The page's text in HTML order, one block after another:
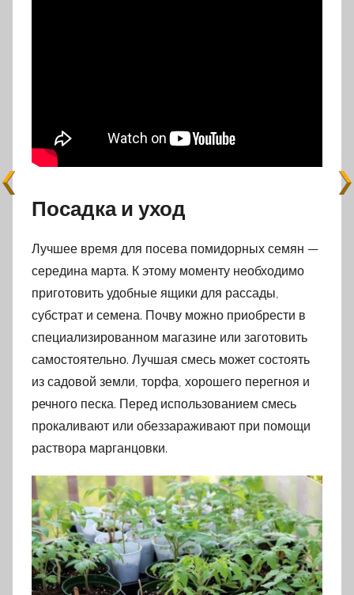
Посадка и уход
Лучшее время для посева помидорных семян —
середина марта. К этому моменту необходимо
приготовить удобные ящики для рассады,
субстрат и семена. Почву можно приобрести в
специализированном магазине или заготовить
самостоятельно. Лучшая смесь может состоять
из садовой земли, торфа, хорошего перегноя и
речного песка. Перед использованием смесь
прокаливают или обеззараживают при помощи
раствора марганцовки.